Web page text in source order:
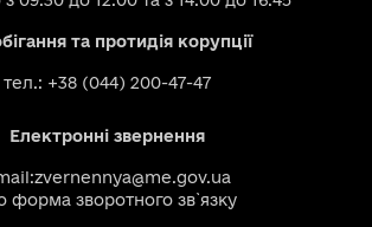
та протидія корупції
тел.: +38 (044) 200-47-47
Електронні звернення
zvernennya@me.gov.ua
форма зворотного зв`язку